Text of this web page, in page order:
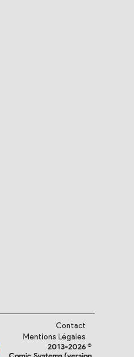
Contact
Mentions Légales
2013-2026 ©